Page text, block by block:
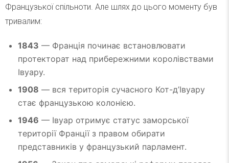
Французької спільноти. Але шлях до цього моменту був
тривалим:
1843 — Франція починає встановлювати
протекторат над прибережними королівствами
Івуару.
1908 — вся територія сучасного Кот-д’Івуару
стає французькою колонією.
1946 — Івуар отримує статус заморської
території Франції з правом обирати
представників у французький парламент.